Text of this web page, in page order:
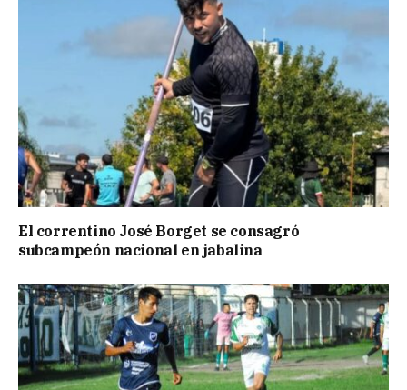
El correntino José Borget se consagró
subcampeón nacional en jabalina